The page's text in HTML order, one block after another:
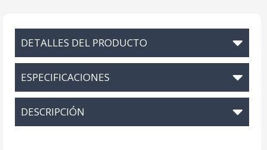
DETALLES DEL PRODUCTO
ESPECIFICACIONES
DESCRIPCIÓN